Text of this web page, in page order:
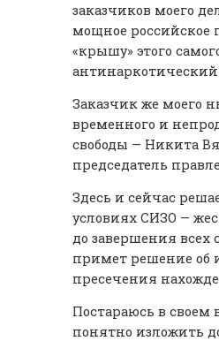
заказчиков моего
мощное российское
«крышу» этого
Заказчик же моего
временного и
свободы — Никита
председатель
Здесь и сейчас
условиях СИЗО —
до завершения всех
примет решение об
пресечения
Постараюсь в
понятно изложить